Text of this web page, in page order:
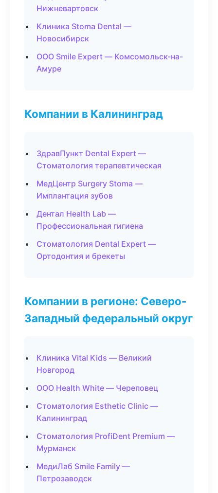
Нижневартовск
Клиника Stoma Dental —
Новосибирск
ООО Smile Expert — Комсомольск-на-
Амуре
Компании в Калининград
ЗдравПункт Dental Expert —
Стоматология терапевтическая
МедЦентр Surgery Stoma —
Имплантация зубов
Дентал Health Lab —
Профессиональная гигиена
Стоматология Dental Expert —
Ортодонтия и брекеты
Компании в регионе: Северо-
Западный федеральный округ
Клиника Vital Kids — Великий
Новгород
ООО Health White — Череповец
Стоматология Esthetic Clinic —
Калининград
Стоматология ProfiDent Premium —
Мурманск
МедиЛаб Smile Family —
Петрозаводск